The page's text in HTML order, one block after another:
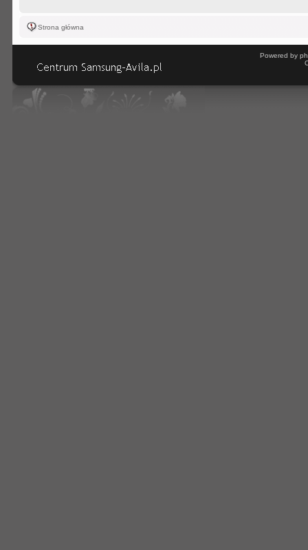
Strona główna
Powered by